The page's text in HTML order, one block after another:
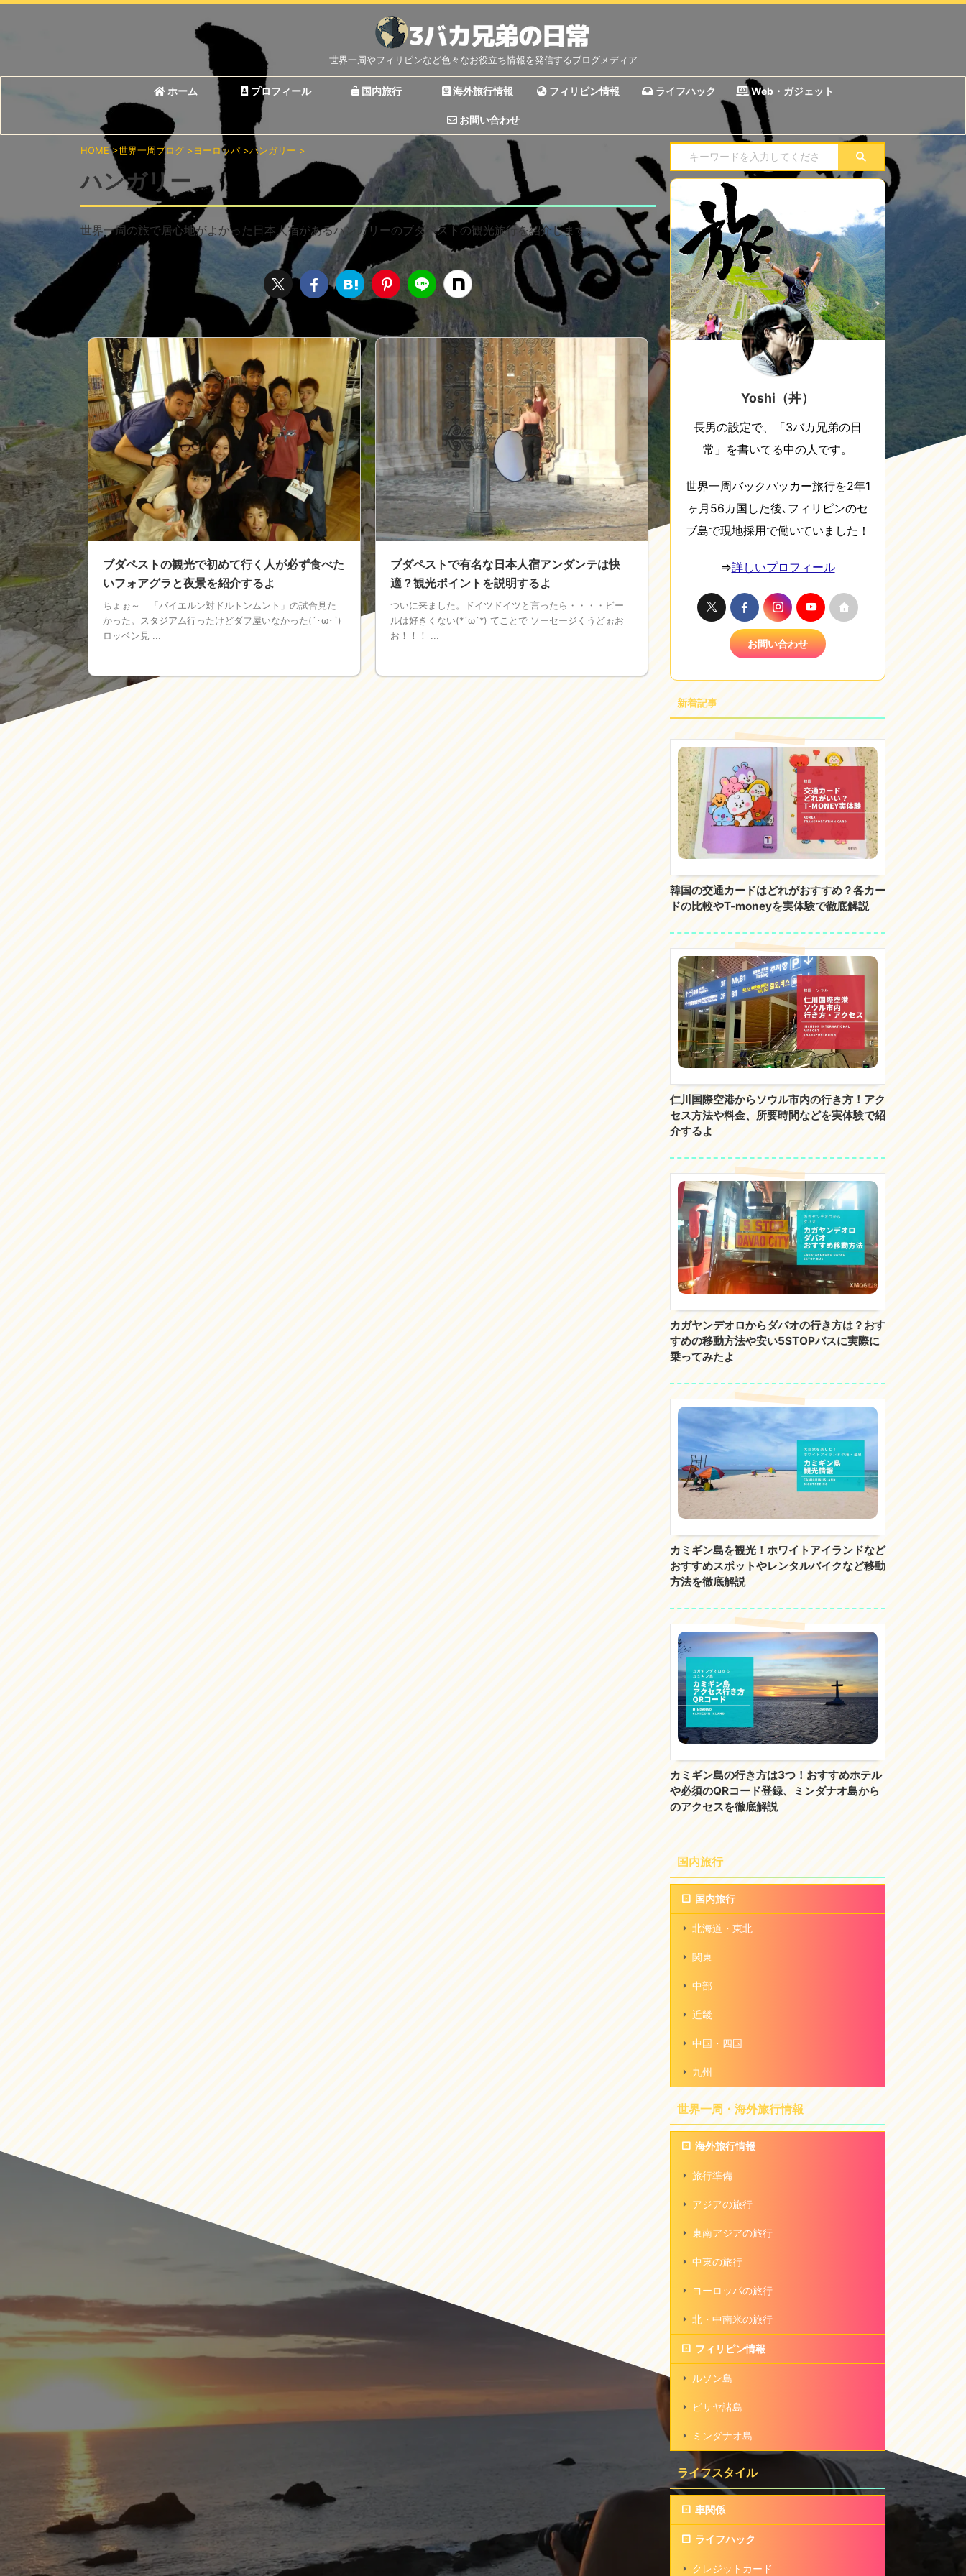
世界一周やフィリピンなど色々なお役立ち情報を発信するブログメディア
ホーム プロフィール 国内旅行 海外旅行情報 フィリピン情報 ライフハック Web・ガジェット
お問い合わせ
HOME>世界一周ブログ >ヨーロッパ >ハンガリー >
ハンガリー
世界一周の旅で居心地がよかった日本人宿があるハンガリーのブダペストの観光旅行を紹介します。
ブダペストの観光で初めて行く人が必ず食べた
いフォアグラと夜景を紹介するよ
ちょぉ～ 「バイエルン対ドルトンムント」の試合見た
かった。スタジアム行ったけどダフ屋いなかった(´･ω･`)
ロッベン見 ...
ブダペストで有名な日本人宿アンダンテは快
適？観光ポイントを説明するよ
ついに来ました。ドイツドイツと言ったら・・・・ビー
ルは好きくない(*´ω`*) てことで ソーセージくうどぉお
お！！！ ...
Yoshi（丼）
長男の設定で、「3バカ兄弟の日
常」を書いてる中の人です。
世界一周バックパッカー旅行を2年1
ヶ月56カ国した後､フィリピンのセ
ブ島で現地採用で働いていました！
⇒詳しいプロフィール
お問い合わせ
新着記事
韓国の交通カードはどれがおすすめ？各カー
ドの比較やT-moneyを実体験で徹底解説
仁川国際空港からソウル市内の行き方！アク
セス方法や料金、所要時間などを実体験で紹
介するよ
カガヤンデオロからダバオの行き方は？おす
すめの移動方法や安い5STOPバスに実際に
乗ってみたよ
カミギン島を観光！ホワイトアイランドなど
おすすめスポットやレンタルバイクなど移動
方法を徹底解説
カミギン島の行き方は3つ！おすすめホテル
や必須のQRコード登録、ミンダナオ島から
のアクセスを徹底解説
国内旅行
国内旅行
北海道・東北
関東
中部
近畿
中国・四国
九州
世界一周・海外旅行情報
海外旅行情報
旅行準備
アジアの旅行
東南アジアの旅行
中東の旅行
ヨーロッパの旅行
北・中南米の旅行
フィリピン情報
ルソン島
ビサヤ諸島
ミンダナオ島
ライフスタイル
車関係
ライフハック
クレジットカード